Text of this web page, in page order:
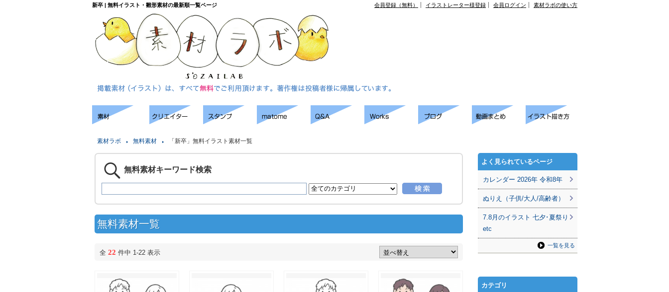
新卒 | 無料イラスト・雛形素材の最新順一覧ページ 会員登録（無料） イラストレーター様登録 会員ログイン 素材ラボの使い方
素材ラボ 無料素材 「新卒」無料イラスト素材一覧
無料素材キーワード検索
無料素材一覧
全 22 件中 1-22 表示
よく見られているページ
カレンダー 2026年 令和8年
ぬりえ（子供/大人/高齢者）
7.8月のイラスト 七夕･夏祭り
etc
一覧を見る
カテゴリ